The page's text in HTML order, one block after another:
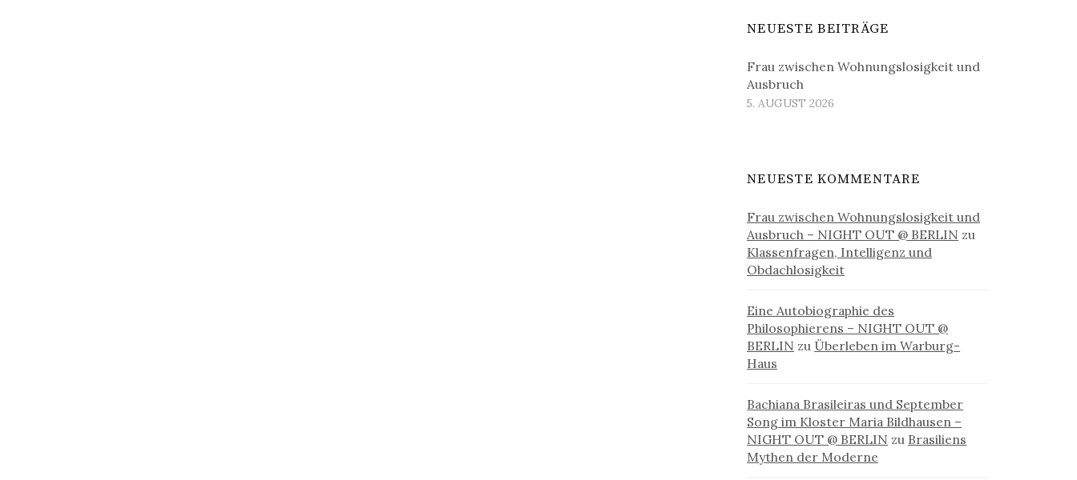
NEUESTE BEITRÄGE
Frau zwischen Wohnungslosigkeit und
Ausbruch
5. AUGUST 2026
NEUESTE KOMMENTARE
Frau zwischen Wohnungslosigkeit und
Ausbruch – NIGHT OUT @ BERLIN zu
Klassenfragen, Intelligenz und
Obdachlosigkeit
Eine Autobiographie des
Philosophierens – NIGHT OUT @
BERLIN zu Überleben im Warburg-
Haus
Bachiana Brasileiras und September
Song im Kloster Maria Bildhausen –
NIGHT OUT @ BERLIN zu Brasiliens
Mythen der Moderne